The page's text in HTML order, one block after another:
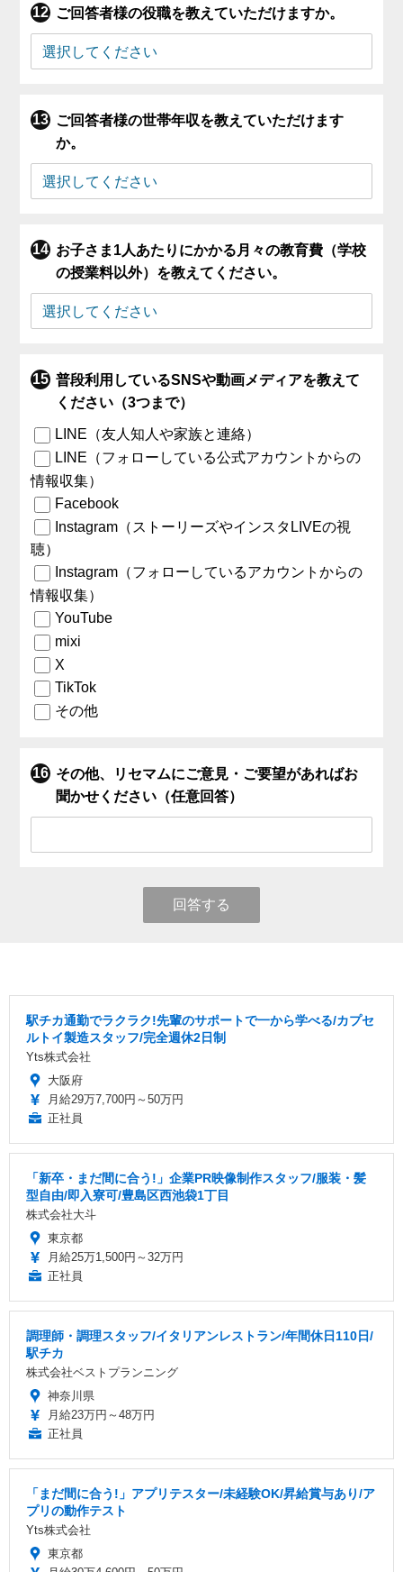
ご回答者様の役職を教えていただけますか。
ご回答者様の世帯年収を教えていただけます
か。
お子さま1人あたりにかかる月々の教育費（学校
の授業料以外）を教えてください。
普段利用しているSNSや動画メディアを教えて
ください（3つまで）
LINE（友人知人や家族と連絡）
LINE（フォローしている公式アカウントからの
情報収集）
Facebook
Instagram（ストーリーズやインスタLIVEの視
聴）
Instagram（フォローしているアカウントからの
情報収集）
YouTube
mixi
X
TikTok
その他
その他、リセマムにご意見・ご要望があればお
聞かせください（任意回答）
回答する
駅チカ通勤でラクラク!先輩のサポートで一から学べる/カプセ
ルトイ製造スタッフ/完全週休2日制
Yts株式会社
大阪府
月給29万7,700円～50万円
正社員
「新卒・まだ間に合う!」企業PR映像制作スタッフ/服装・髪
型自由/即入寮可/豊島区西池袋1丁目
株式会社大斗
東京都
月給25万1,500円～32万円
正社員
調理師・調理スタッフ/イタリアンレストラン/年間休日110日/
駅チカ
株式会社ベストプランニング
神奈川県
月給23万円～48万円
正社員
「まだ間に合う!」アプリテスター/未経験OK/昇給賞与あり/ア
プリの動作テスト
Yts株式会社
東京都